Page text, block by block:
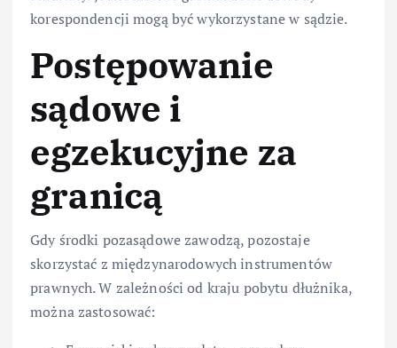
korespondencji mogą być wykorzystane w sądzie.
Postępowanie
sądowe i
egzekucyjne za
granicą
Gdy środki pozasądowe zawodzą, pozostaje
skorzystać z międzynarodowych instrumentów
prawnych. W zależności od kraju pobytu dłużnika,
można zastosować: